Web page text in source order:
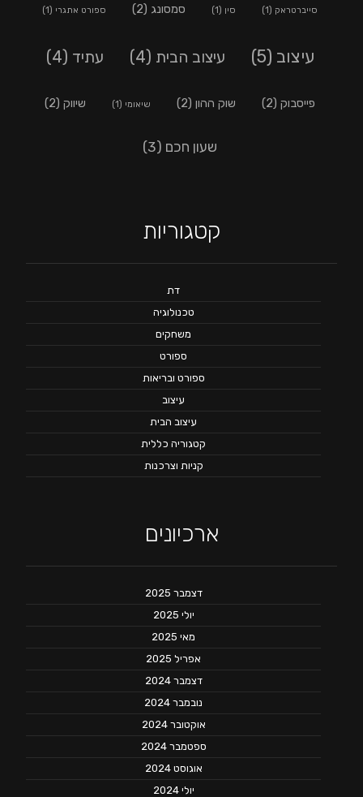
סייברטראק (1) סין (1) סמסונג (2) ספורט אתגרי (1)
עיצוב (5) עיצוב הבית (4) עתיד (4)
פייסבוק (2) שוק ההון (2) שיאומי (1) שיווק (2)
שעון חכם (3)
קטגוריות
דת
טכנולוגיה
משחקים
ספורט
ספורט ובריאות
עיצוב
עיצוב הבית
קטגוריה כללית
קניות וצרכנות
ארכיונים
דצמבר 2025
יולי 2025
מאי 2025
אפריל 2025
דצמבר 2024
נובמבר 2024
אוקטובר 2024
ספטמבר 2024
אוגוסט 2024
יולי 2024